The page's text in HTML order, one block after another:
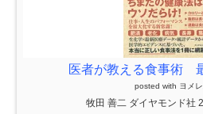
医者が教える食事術
posted with ヨメ
牧田 善二 ダイヤモンド社